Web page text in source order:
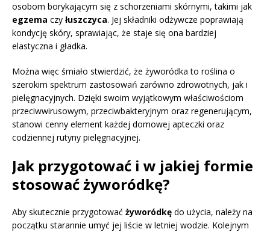
osobom borykającym się z schorzeniami skórnymi, takimi jak
egzema czy łuszczyca. Jej składniki odżywcze poprawiają
kondycję skóry, sprawiając, że staje się ona bardziej
elastyczna i gładka.
Można więc śmiało stwierdzić, że żyworódka to roślina o
szerokim spektrum zastosowań zarówno zdrowotnych, jak i
pielęgnacyjnych. Dzięki swoim wyjątkowym właściwościom
przeciwwirusowym, przeciwbakteryjnym oraz regenerującym,
stanowi cenny element każdej domowej apteczki oraz
codziennej rutyny pielęgnacyjnej.
Jak przygotować i w jakiej formie
stosować żyworódkę?
Aby skutecznie przygotować żyworódkę do użycia, należy na
początku starannie umyć jej liście w letniej wodzie. Kolejnym